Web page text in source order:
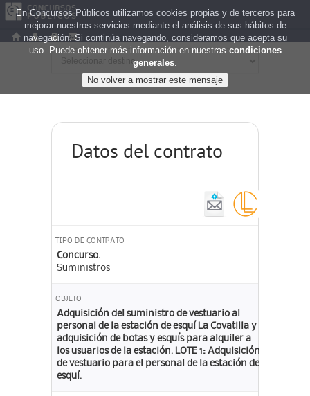
Datos del contrato
TIPO DE CONTRATO
Concurso.
Suministros
OBJETO
Adquisición del suministro de vestuario al
personal de la estación de esquí La Covatilla y
adquisición de botas y esquís para alquiler a
los usuarios de la estación. LOTE 1: Adquisición
de vestuario para el personal de la estación de
esquí.
En Concursos Públicos utilizamos cookies propias y de terceros para
mejorar nuestros servicios mediante el análisis de sus hábitos de
navegación. Si continúa navegando, consideramos que acepta su
uso. Puede obtener más información en nuestras condiciones
generales.